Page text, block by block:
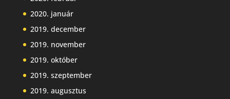
2020. január
2019. december
2019. november
2019. október
2019. szeptember
2019. augusztus